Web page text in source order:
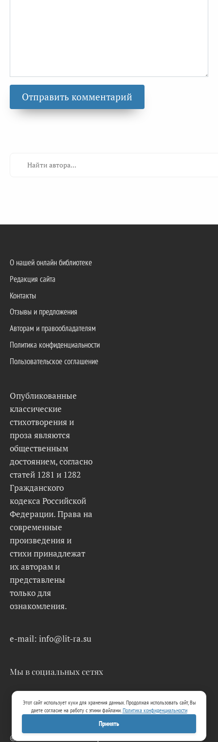
О нашей онлайн библиотеке
Редакция сайта
Контакты
Отзывы и предложения
Авторам и правообладателям
Политика конфиденциальности
Пользовательское соглашение
Опубликованные
классические
стихотворения и
проза являются
общественным
достоянием, согласно
статей 1281 и 1282
Гражданского
кодекса Российской
Федерации. Права на
современные
произведения и
стихи принадлежат
их авторам и
представлены
только для
ознакомления.
e-mail: info@lit-ra.su
Мы в социальных сетях
© 2026 Lit-Ra.su. Электронная библиотека.
Этот сайт использует куки для хранения данных. Продолжая использовать сайт, Вы
даете согласие на работу с этими файлами.Политика конфиденциальности
Принять